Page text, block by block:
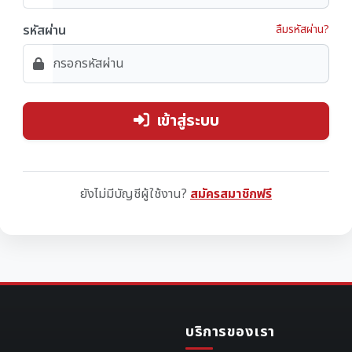
รหัสผ่าน ลืมรหัสผ่าน?
เข้าสู่ระบบ
ยังไม่มีบัญชีผู้ใช้งาน? สมัครสมาชิกฟรี
บริการของเรา